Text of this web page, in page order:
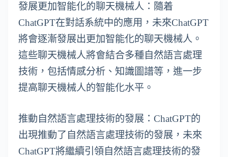
發展更加智能化的聊天機械人：隨着
ChatGPT在對話系統中的應用，未來ChatGPT
將會逐漸發展出更加智能化的聊天機械人。
這些聊天機械人將會結合多種自然語言處理
技術，包括情感分析、知識圖譜等，進一步
提高聊天機械人的智能化水平。
推動自然語言處理技術的發展：ChatGPT的
出現推動了自然語言處理技術的發展，未來
ChatGPT將繼續引領自然語言處理技術的發